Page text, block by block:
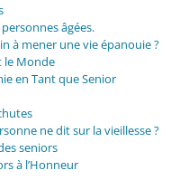
âgées.
à mener une vie épanouie ?
le Monde
en Tant que Senior
ne dit sur la vieillesse ?
seniors
à l’Honneur